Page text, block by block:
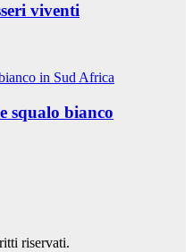
viventi
squalo bianco
riservati.